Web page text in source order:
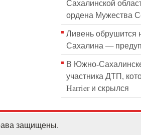
Сахалинской
ордена Мужества
Ливень обрушится
Сахалина —
В Южно-
участника ДТП,
Harrier и скрылся
защищены.